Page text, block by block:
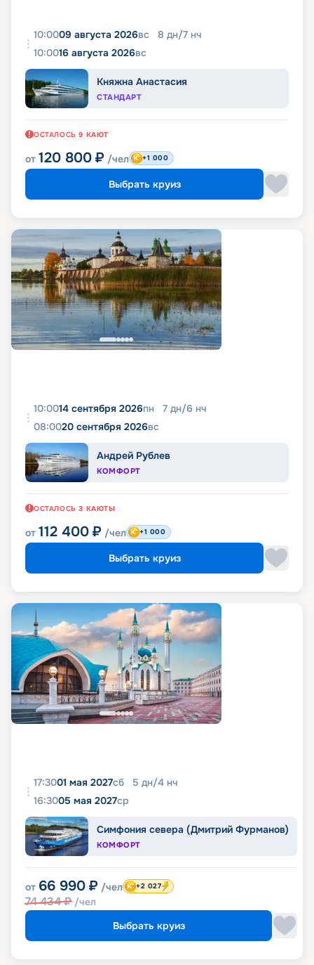
10:0009 августа 2026вс 8 дн/7 нч
10:0016 августа 2026вс
Княжна Анастасия
СТАНДАРТ
ОСТАЛОСЬ 9 КАЮТ
от 120 800 ₽ /чел +1 000
Выбрать круиз
10:0014 сентября 2026пн 7 дн/6 нч
08:0020 сентября 2026вс
Андрей Рублев
КОМФОРТ
ОСТАЛОСЬ 3 КАЮТЫ
от 112 400 ₽ /чел +1 000
Выбрать круиз
17:3001 мая 2027сб 5 дн/4 нч
16:3005 мая 2027ср
Симфония севера (Дмитрий Фурманов)
КОМФОРТ
от 66 990 ₽ /чел
74 434₽ /чел
+2 027
Выбрать круиз